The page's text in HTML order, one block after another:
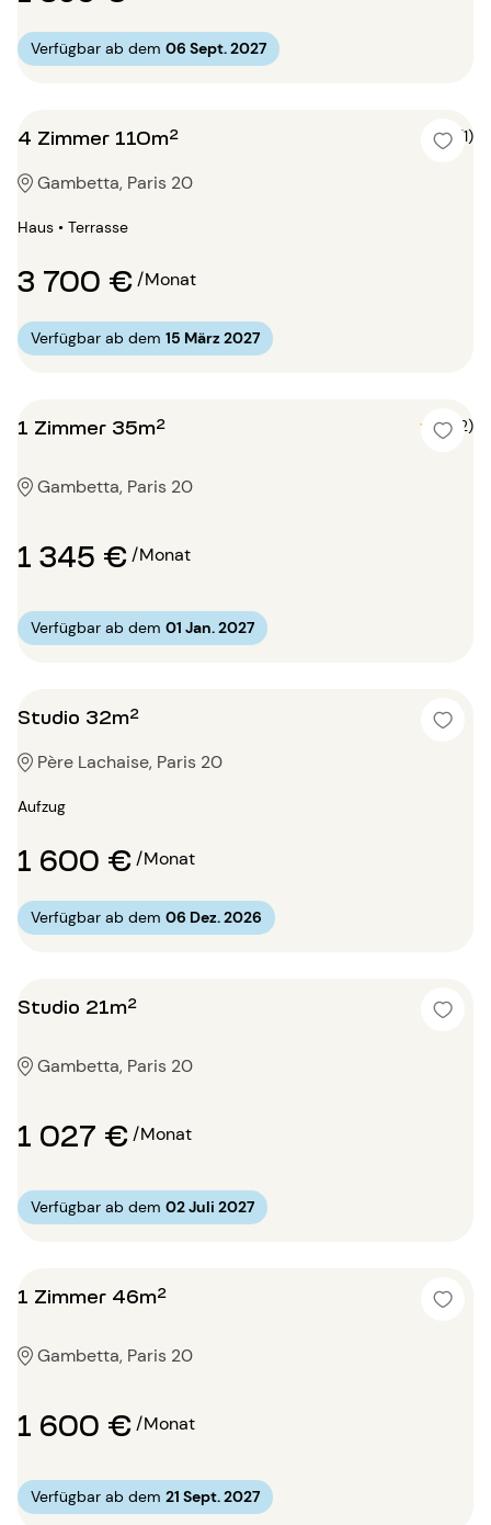
Verfügbar ab dem 06 Sept. 2027
4 Zimmer 110m² 5 (1)
Gambetta, Paris 20
Haus • Terrasse
3 700 €/Monat
Verfügbar ab dem 15 März 2027
1 Zimmer 35m² 5 (2)
Gambetta, Paris 20
1 345 €/Monat
Verfügbar ab dem 01 Jan. 2027
Studio 32m²
Père Lachaise, Paris 20
Aufzug
1 600 €/Monat
Verfügbar ab dem 06 Dez. 2026
Studio 21m²
Gambetta, Paris 20
1 027 €/Monat
Verfügbar ab dem 02 Juli 2027
1 Zimmer 46m²
Gambetta, Paris 20
1 600 €/Monat
Verfügbar ab dem 21 Sept. 2027